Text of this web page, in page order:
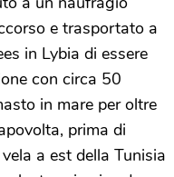
e trasportato a
in Lybia di essere
con circa 50
in mare per oltre
prima di
a est della Tunisia